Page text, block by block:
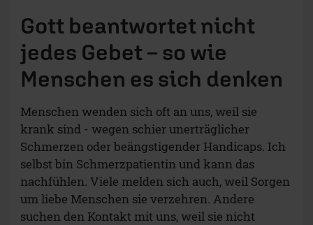
Gott beantwortet nicht
jedes Gebet – so wie
Menschen es sich denken
Menschen wenden sich oft an uns, weil sie
krank sind - wegen schier unerträglicher
Schmerzen oder beängstigender Handicaps. Ich
selbst bin Schmerzpatientin und kann das
nachfühlen. Viele melden sich auch, weil Sorgen
um liebe Menschen sie verzehren. Andere
suchen den Kontakt mit uns, weil sie nicht